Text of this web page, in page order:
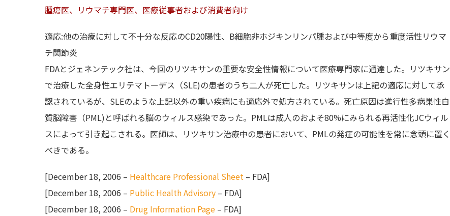
腫瘍医、リウマチ専門医、医療従事者および消費者向け
適応:他の治療に対して不十分な反応のCD20陽性、B細胞非ホジキンリンパ腫および中等度から重度活性リウマ
チ関節炎
FDAとジェネンテック社は、今回のリツキサンの重要な安全性情報について医療専門家に通達した。リツキサン
で治療した全身性エリテマトーデス（SLE)の患者のうち二人が死亡した。リツキサンは上記の適応に対して承
認されているが、SLEのような上記以外の重い疾病にも適応外で処方されている。死亡原因は進行性多病巣性白
質脳障害（PML)と呼ばれる脳のウィルス感染であった。PMLは成人のおよそ80%にみられる再活性化JCウィル
スによって引き起こされる。医師は、リツキサン治療中の患者において、PMLの発症の可能性を常に念頭に置く
べきである。
[December 18, 2006 – Healthcare Professional Sheet – FDA]
[December 18, 2006 – Public Health Advisory – FDA]
[December 18, 2006 – Drug Information Page – FDA]